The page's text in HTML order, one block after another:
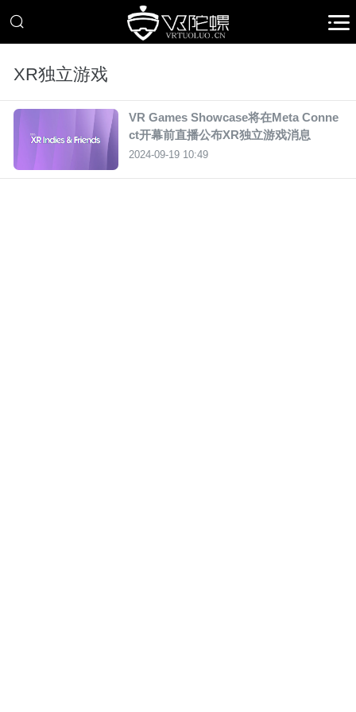
XR独立游戏
VR Games Showcase将在Meta Conne
ct开幕前直播公布XR独立游戏消息
2024-09-19 10:49